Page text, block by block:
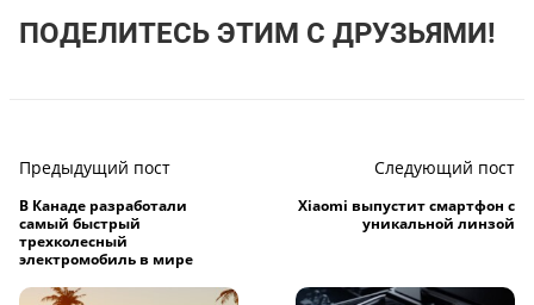
ПОДЕЛИТЕСЬ ЭТИМ С ДРУЗЬЯМИ!
Предыдущий пост
В Канаде разработали
самый быстрый
трехколесный
электромобиль в мире
Следующий пост
Xiaomi выпустит смартфон с
уникальной линзой